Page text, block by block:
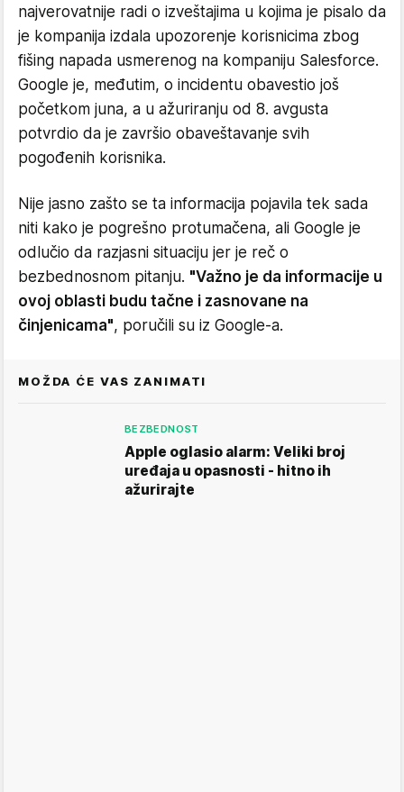
najverovatnije radi o izveštajima u kojima je pisalo da
je kompanija izdala upozorenje korisnicima zbog
fišing napada usmerenog na kompaniju Salesforce.
Google je, međutim, o incidentu obavestio još
početkom juna, a u ažuriranju od 8. avgusta
potvrdio da je završio obaveštavanje svih
pogođenih korisnika.
Nije jasno zašto se ta informacija pojavila tek sada
niti kako je pogrešno protumačena, ali Google je
odlučio da razjasni situaciju jer je reč o
bezbednosnom pitanju. "Važno je da informacije u
ovoj oblasti budu tačne i zasnovane na
činjenicama", poručili su iz Google-a.
MOŽDA ĆE VAS ZANIMATI
BEZBEDNOST
Apple oglasio alarm: Veliki broj
uređaja u opasnosti - hitno ih
ažurirajte